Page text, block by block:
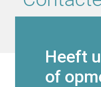
Heeft
of